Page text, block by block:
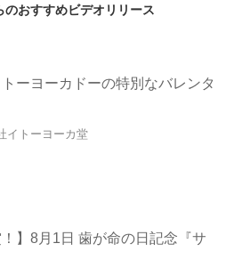
のおすすめビデオリリース
ーヨーカドーの特別なバレンタ
イトーヨーカ堂
！】8月1日 歯が命の日記念『サ